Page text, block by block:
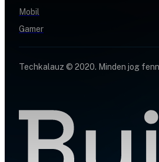
Mobil
Gamer
Techkalauz © 2020. Minden jog